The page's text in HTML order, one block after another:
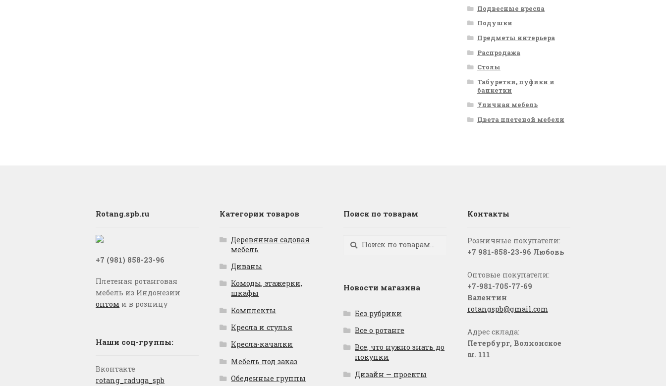
Подвесные кресла
Подушки
Предметы интерьера
Распродажа
Столы
Табуретки, пуфики и
банкетки
Уличная мебель
Цвета плетеной мебели
Rotang.spb.ru
+7 (981) 858-23-96
Плетеная ротанговая
мебель из Индонезии
оптом и в розницу
Наши соц-группы:
Вконтакте
rotang_raduga_spb
Категории товаров
Деревянная садовая
мебель
Диваны
Комоды, этажерки,
шкафы
Комплекты
Кресла и стулья
Кресла-качалки
Мебель под заказ
Обеденные группы
Поиск по товарам
Искать:
Поиск
Новости магазина
Без рубрики
Все о ротанге
Все, что нужно знать до
покупки
Дизайн — проекты
Контакты
Розничные покупатели:
+7 981-858-23-96 Любовь
Оптовые покупатели:
+7-981-705-77-69
Валентин
rotangspb@gmail.com
Адрес склада:
Петербург, Волхонское
ш. 111